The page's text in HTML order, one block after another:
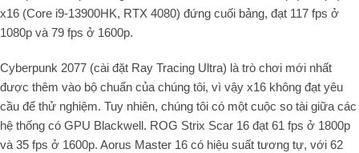
x16 (Core i9-13900HK, RTX 4080) đứng cuối bảng, đạt 117 fps ở
1080p và 79 fps ở 1600p.
Cyberpunk 2077 (cài đặt Ray Tracing Ultra) là trò chơi mới nhất
được thêm vào bộ chuẩn của chúng tôi, vì vậy x16 không đạt yêu
cầu để thử nghiệm. Tuy nhiên, chúng tôi có một cuộc so tài giữa các
hệ thống có GPU Blackwell. ROG Strix Scar 16 đạt 61 fps ở 1800p
và 35 fps ở 1600p. Aorus Master 16 có hiệu suất tương tự, với 62